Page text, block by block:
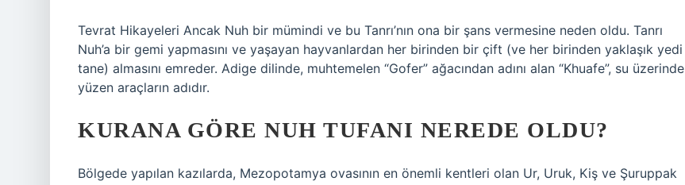
Tevrat Hikayeleri Ancak Nuh bir mümindi ve bu Tanrı’nın ona bir şans vermesine neden oldu. Tanrı
Nuh’a bir gemi yapmasını ve yaşayan hayvanlardan her birinden bir çift (ve her birinden yaklaşık yedi
tane) almasını emreder. Adige dilinde, muhtemelen “Gofer” ağacından adını alan “Khuafe”, su üzerinde
yüzen araçların adıdır.
KURANA GÖRE NUH TUFANI NEREDE OLDU?
Bölgede yapılan kazılarda, Mezopotamya ovasının en önemli kentleri olan Ur, Uruk, Kiş ve Şuruppak